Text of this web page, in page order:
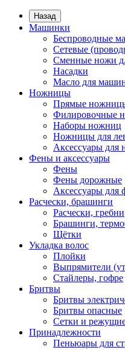
Назад
Машинки
Беспроводные
Сетевые
Сменные ножи
Насадки
Масло для
Ножницы
Прямые
Филировочные
Наборы ножниц
Ножницы для
Аксессуары для
Фены и аксессуары
Фены
Фены дорожные
Аксессуары для
Расчески, брашинги
Расчески, гребни
Брашинги,
Щётки
Укладка волос
Плойки
Выпрямители
Стайлеры, гофре
Бритвы
Бритвы
Бритвы опасные
Сетки и
Принадлежности
Пеньюары для